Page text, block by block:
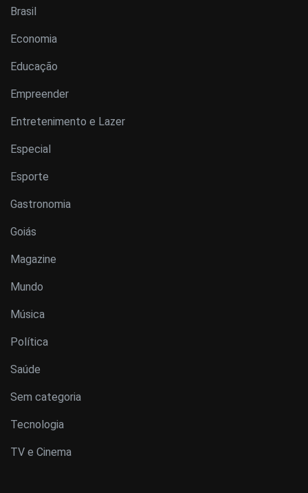
Brasil
Economia
Educação
Empreender
Entretenimento e Lazer
Especial
Esporte
Gastronomia
Goiás
Magazine
Mundo
Música
Política
Saúde
Sem categoria
Tecnologia
TV e Cinema